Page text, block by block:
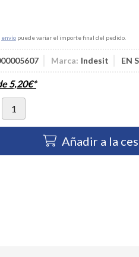
envío puede variar el importe final del pedido.
Marca: Indesit EN
5,20€*
Añadir a la